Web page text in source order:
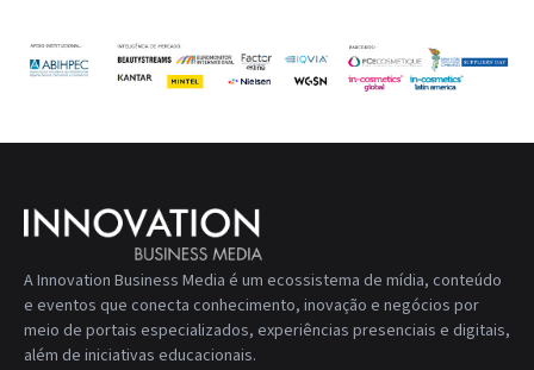
A Innovation Business Media é um ecossistema de mídia, conteúdo
e eventos que conecta conhecimento, inovação e negócios por
meio de portais especializados, experiências presenciais e digitais,
além de iniciativas educacionais.